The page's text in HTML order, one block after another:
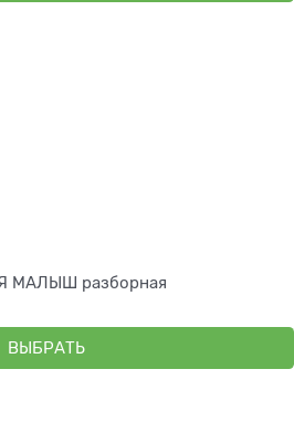
МАЛЫШ разборная
ВЫБРАТЬ